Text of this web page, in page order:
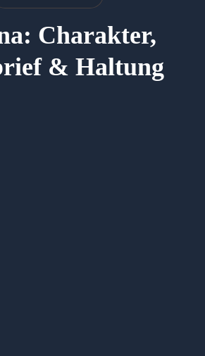
Charakter,
& Haltung